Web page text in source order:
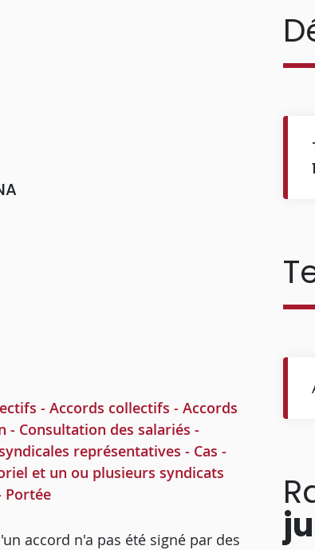
- Accords collectifs - Accords
Consultation des salariés -
représentatives - Cas -
et un ou plusieurs syndicats
Portée
accord n'a pas été signé par des